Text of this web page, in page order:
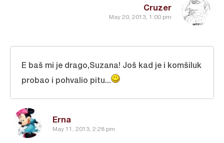
Cruzer
May 20, 2013, 1:00 pm
Erna
May 11, 2013, 2:28 pm
E baš mi je drago,Suzana! Još kad je i komšiluk
probao i pohvalio pitu...